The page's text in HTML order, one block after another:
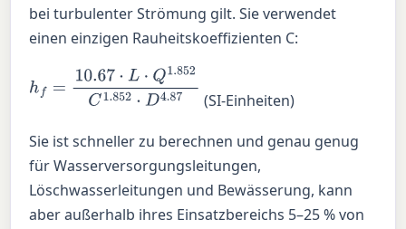
bei turbulenter Strömung gilt. Sie verwendet
einen einzigen Rauheitskoeffizienten C:
h 10.67⋅L⋅Q 1.852 C1.852
(SI-Einheiten)
Sie ist schneller zu berechnen und genau genug
für Wasserversorgungsleitungen,
Löschwasserleitungen und Bewässerung, kann
aber außerhalb ihres Einsatzbereichs 5–25 % von